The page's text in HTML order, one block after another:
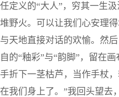
任定义的“大人”，穷其一生
堆野火。可以让我们心安理
与天地直接对话的欢愉。然
自的“釉彩”与“韵脚”，留在
手折下一茎枯芦，当作手杖
在我们身上了。”我回头望去